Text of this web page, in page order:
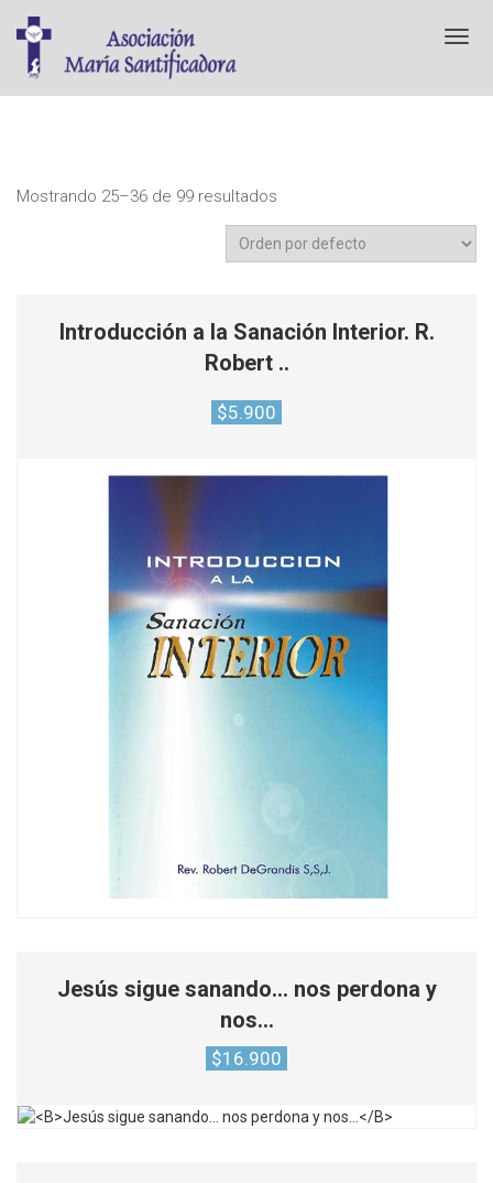
T
g
Mostrando 25–36 de 99 resultados
Introducción a la Sanación Interior. R.
Robert ..
$5.900
Jesús sigue sanando… nos perdona y
nos…
$16.900